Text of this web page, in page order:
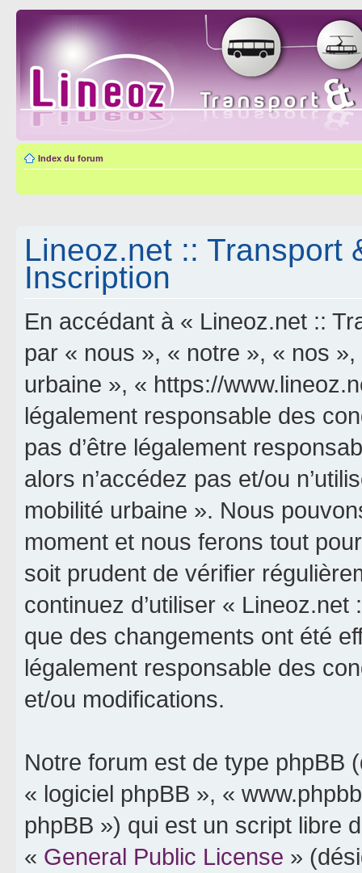
Index du forum
Lineoz.net :: Transport
Inscription
En accédant à « Lineoz.net ::
par « nous », « notre », « nos
urbaine », « https://
légalement responsable des
pas d’être légalement
alors n’accédez pas et/ou
mobilité urbaine ». Nous
moment et nous ferons tout
soit prudent de vérifier
continuez d’utiliser «
que des changements ont été
légalement responsable des
et/ou modifications.
Notre forum est de type phpBB
« logiciel phpBB », «
phpBB ») qui est un script libre
« General Public License »